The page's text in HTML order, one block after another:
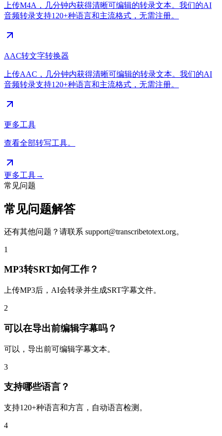
上传M4A，几分钟内获得清晰可编辑的转录文本。我们的AI
音频转录支持120+种语言和主流格式，无需注册。
AAC转文字转换器
上传AAC，几分钟内获得清晰可编辑的转录文本。我们的AI
音频转录支持120+种语言和主流格式，无需注册。
更多工具
查看全部转写工具。
更多工具→
常见问题
常见问题解答
还有其他问题？请联系 support@transcribetotext.org。
1
MP3转SRT如何工作？
上传MP3后，AI会转录并生成SRT字幕文件。
2
可以在导出前编辑字幕吗？
可以，导出前可编辑字幕文本。
3
支持哪些语言？
支持120+种语言和方言，自动语言检测。
4